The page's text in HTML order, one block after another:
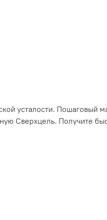
усталости. Пошаговый
Сверхцель. Получите